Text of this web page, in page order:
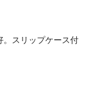
スリップケース付